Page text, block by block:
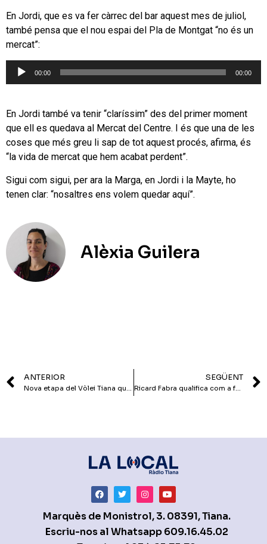
En Jordi, que es va fer càrrec del bar aquest mes de juliol,
també pensa que el nou espai del Pla de Montgat “no és un
mercat”:
Reproductor
00:00 00:00
En Jordi també va tenir “claríssim” des del primer moment
que ell es quedava al Mercat del Centre. I és que una de les
coses que més greu li sap de tot aquest procés, afirma, és
“la vida de mercat que hem acabat perdent”.
Sigui com sigui, per ara la Marga, en Jordi i la Mayte, ho
tenen clar: “nosaltres ens volem quedar aquí”.
Alèxia Guilera
ANTERIOR
Nova etapa del Vòlei Tiana que s’ha presentat aquest cap de setmana
SEGÜENT
Ricard Fabra qualifica com a fets greus la detenció d’avui de l’alcaldessa de Berga
Marquès de Monistrol, 3. 08391, Tiana.
Escriu-nos al Whatsapp609.16.45.02